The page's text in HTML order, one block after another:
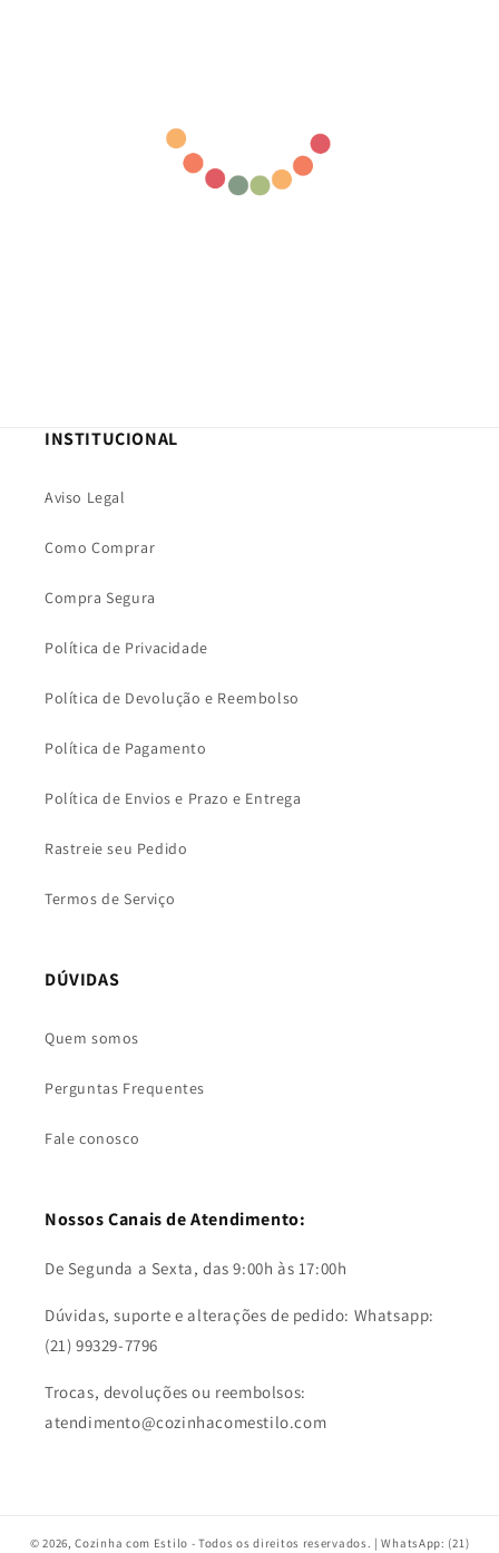
INSTITUCIONAL
Aviso Legal
Como Comprar
Compra Segura
Política de Privacidade
Política de Devolução e Reembolso
Política de Pagamento
Política de Envios e Prazo e Entrega
Rastreie seu Pedido
Termos de Serviço
DÚVIDAS
Quem somos
Perguntas Frequentes
Fale conosco
Nossos Canais de Atendimento:
De Segunda a Sexta, das 9:00h às 17:00h
Dúvidas, suporte e alterações de pedido: Whatsapp:
(21) 99329-7796
Trocas, devoluções ou reembolsos:
atendimento@cozinhacomestilo.com
© 2026,Cozinha com Estilo - Todos os direitos reservados. | WhatsApp: (21)